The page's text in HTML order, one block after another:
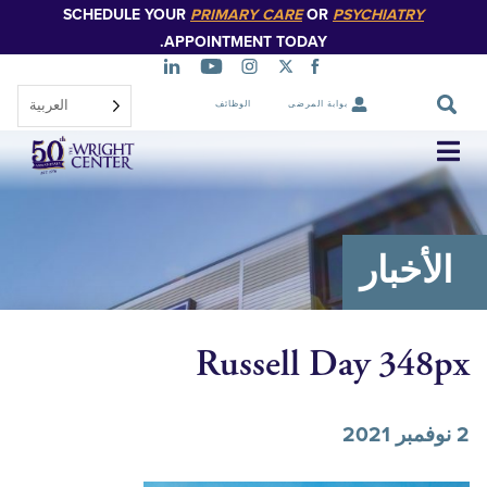
الرئيسي
SCHEDULE YOURPRIMARY CAREOR
APPOINTMENT TODAY.
بوابة المرضى الوظائف العربية‏
تخطي
التنقل
Russell Day